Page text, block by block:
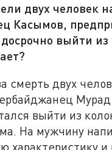
двух человек
Касымов,
выйти
смерть двух
выйти из
На мужчину
характеристику